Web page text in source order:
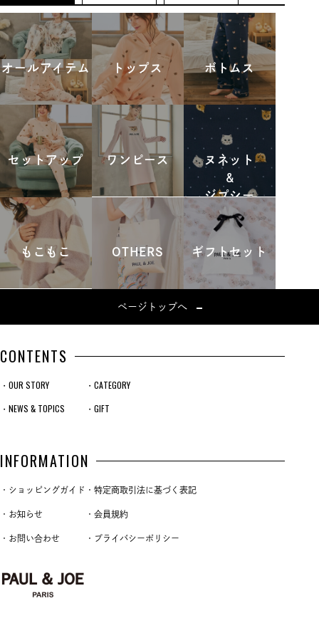
オールアイテム トップス ボトムス
セットアップ ワンピース
ヌネット
&
ジプシー
もこもこ OTHERS ギフトセット
ページトップへ
CONTENTS
・OUR STORY
・NEWS & TOPICS
・CATEGORY
・GIFT
INFORMATION
・ショッピングガイド
・お知らせ
・お問い合わせ
・特定商取引法に基づく表記
・会員規約
・プライバシーポリシー